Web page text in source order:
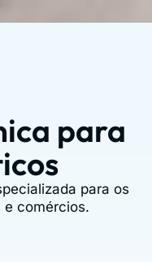
para
para os
e comércios.